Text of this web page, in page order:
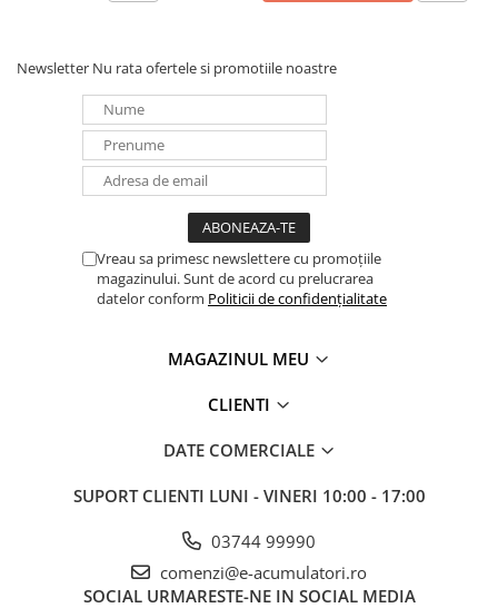
Racire/Incalzire
Statii energie portabile
Intrerupatoare si prize
Dulapuri pentru cablare
Sigurante
Tablouri electrice
Laptop & PC accesorii, baterii,
Solutii solare portabile
Lichidare de stoc
Newsletter Nu rata ofertele si promotiile noastre
Vreau sa primesc newslettere cu promoțiile
magazinului. Sunt de acord cu prelucrarea
datelor conform Politicii de confidențialitate
MAGAZINUL MEU
CLIENTI
DATE COMERCIALE
SUPORT CLIENTI LUNI - VINERI 10:00 - 17:00
03744 99990
comenzi@e-acumulatori.ro
SOCIAL URMARESTE-NE IN SOCIAL MEDIA